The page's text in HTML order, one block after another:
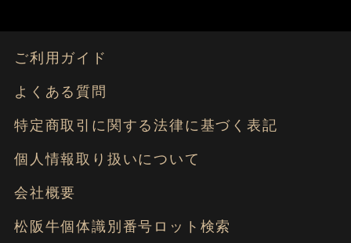
ご利用ガイド
よくある質問
特定商取引に関する法律に基づく表記
個人情報取り扱いについて
会社概要
松阪牛個体識別番号ロット検索